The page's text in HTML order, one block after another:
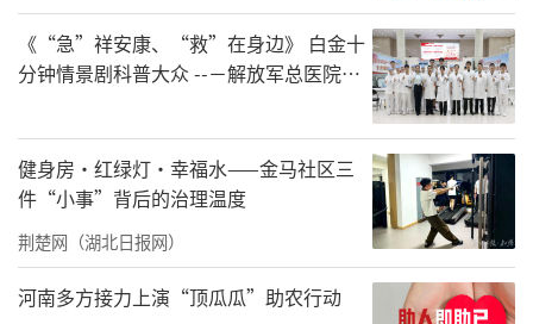
《“急”祥安康、“救”在身边》 白金十
分钟情景剧科普大众 --－解放军总医院首
浸义诊活动
健身房·红绿灯·幸福水——金马社区三
件“小事”背后的治理温度
荆楚网（湖北日报网）
河南多方接力上演“顶瓜瓜”助农行动